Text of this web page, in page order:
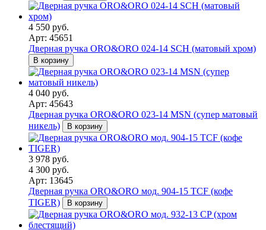
4 550 руб.
Арт: 45651
Дверная ручка ORO&ORO 024-14 SCH (матовый хром)
В корзину
4 040 руб.
Арт: 45643
Дверная ручка ORO&ORO 023-14 MSN (супер матовый
никель)
В корзину
3 978 руб.
4 300 руб.
Арт: 13645
Дверная ручка ORO&ORO мод. 904-15 TCF (кофе
TIGER)
В корзину